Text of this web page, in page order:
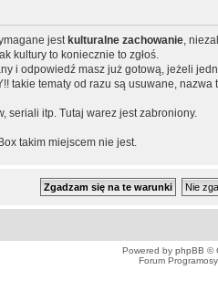
jest kulturalne zachowanie,
kultury to koniecznie to zgłoś.
i odpowiedź masz już gotową, jeżeli
tematy od razu są usuwane,
seriali itp. Tutaj warez jest zabroniony.
takim miejscem nie jest.
Powered by phpBB ©
Forum